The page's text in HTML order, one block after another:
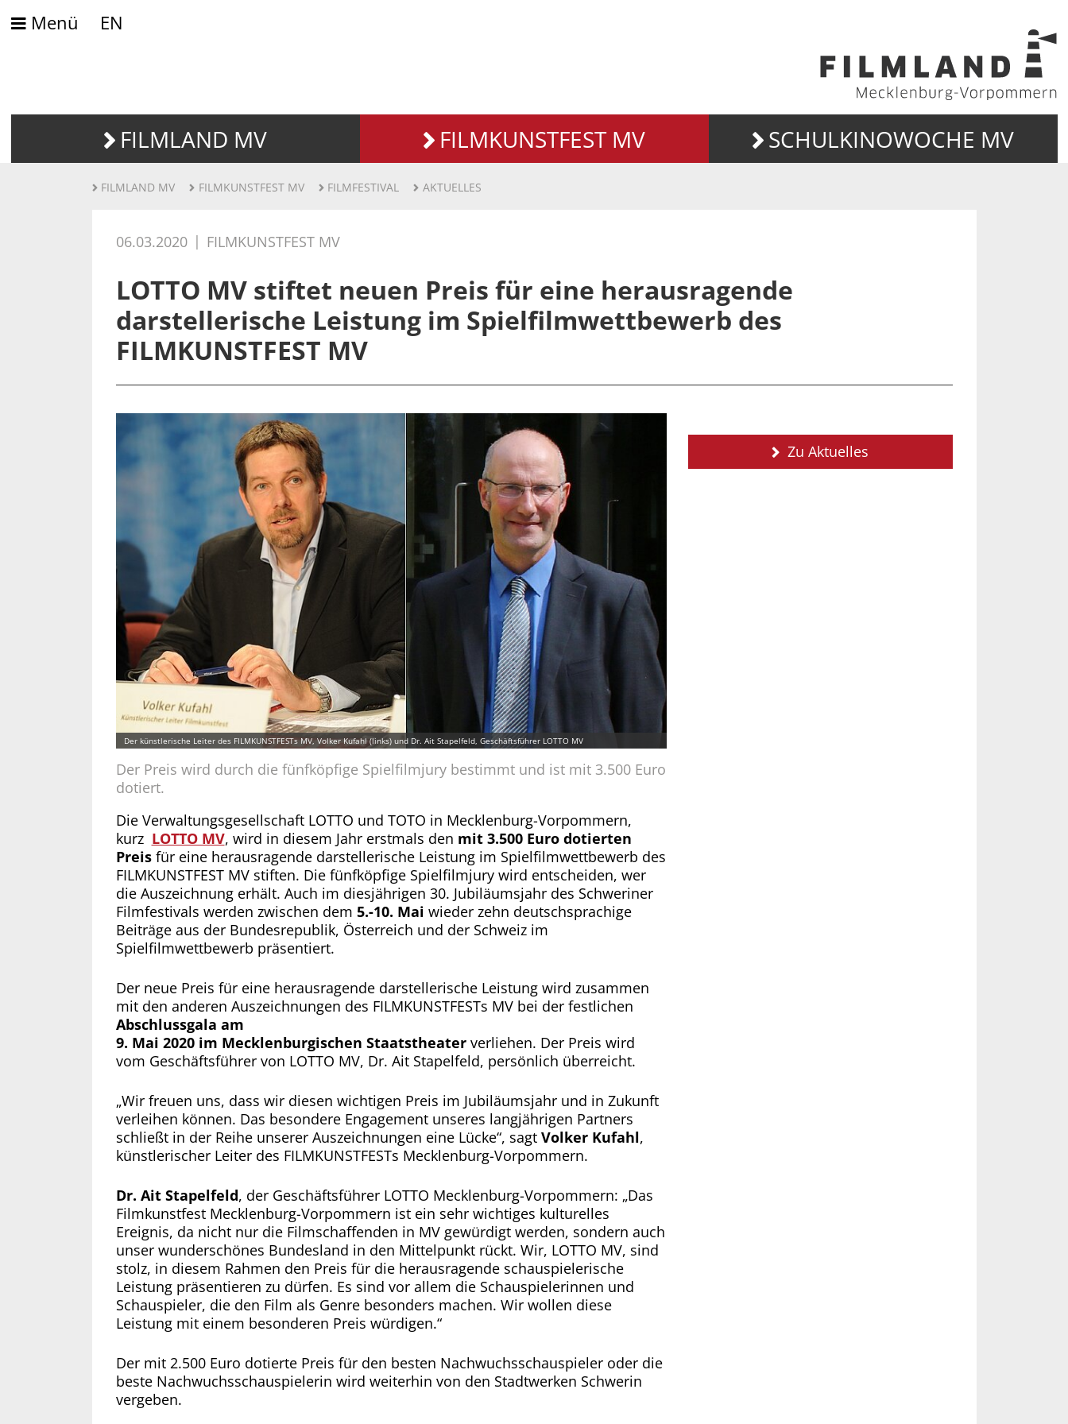
Menü EN
FILMLAND MV FILMKUNSTFEST MV SCHULKINOWOCHE MV
FILMLAND MV FILMKUNSTFEST MV FILMFESTIVAL AKTUELLES
06.03.2020 FILMKUNSTFEST MV
LOTTO MV stiftet neuen Preis für eine herausragende
darstellerische Leistung im Spielfilmwettbewerb des
FILMKUNSTFEST MV
Der künstlerische Leiter des FILMKUNSTFESTs MV, Volker Kufahl (links) und Dr. Ait Stapelfeld, Geschäftsführer LOTTO MV
Der Preis wird durch die fünfköpfige Spielfilmjury bestimmt und ist mit 3.500 Euro
dotiert.
Die Verwaltungsgesellschaft LOTTO und TOTO in Mecklenburg-Vorpommern,
kurz LOTTO MV, wird in diesem Jahr erstmals den mit 3.500 Euro dotierten
Preisfür eine herausragende darstellerische Leistung im Spielfilmwettbewerb des
FILMKUNSTFEST MV stiften. Die fünfköpfige Spielfilmjury wird entscheiden, wer
die Auszeichnung erhält. Auch im diesjährigen 30. Jubiläumsjahr des Schweriner
Filmfestivals werden zwischen dem 5.-10. Mai wieder zehn deutschsprachige
Beiträge aus der Bundesrepublik, Österreich und der Schweiz im
Spielfilmwettbewerb präsentiert.
Der neue Preis für eine herausragende darstellerische Leistung wird zusammen
mit den anderen Auszeichnungen des FILMKUNSTFESTs MV bei der festlichen
Abschlussgala am
9. Mai 2020 im Mecklenburgischen Staatstheaterverliehen. Der Preis wird
vom Geschäftsführer von LOTTO MV, Dr. Ait Stapelfeld, persönlich überreicht.
„Wir freuen uns, dass wir diesen wichtigen Preis im Jubiläumsjahr und in Zukunft
verleihen können. Das besondere Engagement unseres langjährigen Partners
schließt in der Reihe unserer Auszeichnungen eine Lücke“, sagt Volker Kufahl,
künstlerischer Leiter des FILMKUNSTFESTs Mecklenburg-Vorpommern.
Dr. Ait Stapelfeld, der Geschäftsführer LOTTO Mecklenburg-Vorpommern: „Das
Filmkunstfest Mecklenburg-Vorpommern ist ein sehr wichtiges kulturelles
Ereignis, da nicht nur die Filmschaffenden in MV gewürdigt werden, sondern auch
unser wunderschönes Bundesland in den Mittelpunkt rückt. Wir, LOTTO MV, sind
stolz, in diesem Rahmen den Preis für die herausragende schauspielerische
Leistung präsentieren zu dürfen. Es sind vor allem die Schauspielerinnen und
Schauspieler, die den Film als Genre besonders machen. Wir wollen diese
Leistung mit einem besonderen Preis würdigen.“
Der mit 2.500 Euro dotierte Preis für den besten Nachwuchsschauspieler oder die
beste Nachwuchsschauspielerin wird weiterhin von den Stadtwerken Schwerin
vergeben.
Zu Aktuelles